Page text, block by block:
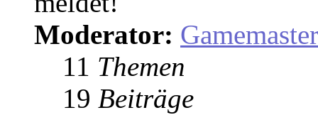
Moderator: Gamemaster
11 Themen
19 Beiträge